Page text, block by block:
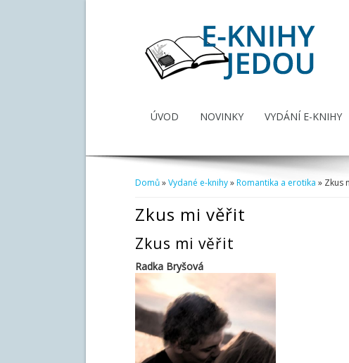
ÚVOD NOVINKY VYDÁNÍ E-KNIHY
Domů»Vydané e-knihy»Romantika a erotika » Zkus
Zkus mi věřit
Zkus mi věřit
Radka Bryšová